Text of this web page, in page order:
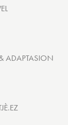
ADAPTASION